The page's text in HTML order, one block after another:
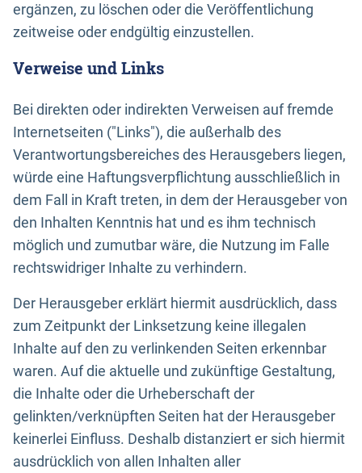
ergänzen, zu löschen oder die Veröffentlichung
zeitweise oder endgültig einzustellen.
Verweise und Links
Bei direkten oder indirekten Verweisen auf fremde
Internetseiten ("Links"), die außerhalb des
Verantwortungsbereiches des Herausgebers liegen,
würde eine Haftungsverpflichtung ausschließlich in
dem Fall in Kraft treten, in dem der Herausgeber von
den Inhalten Kenntnis hat und es ihm technisch
möglich und zumutbar wäre, die Nutzung im Falle
rechtswidriger Inhalte zu verhindern.
Der Herausgeber erklärt hiermit ausdrücklich, dass
zum Zeitpunkt der Linksetzung keine illegalen
Inhalte auf den zu verlinkenden Seiten erkennbar
waren. Auf die aktuelle und zukünftige Gestaltung,
die Inhalte oder die Urheberschaft der
gelinkten/verknüpften Seiten hat der Herausgeber
keinerlei Einfluss. Deshalb distanziert er sich hiermit
ausdrücklich von allen Inhalten aller